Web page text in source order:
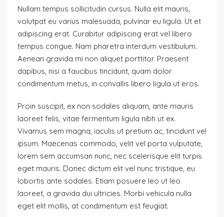
Nullam tempus sollicitudin cursus. Nulla elit mauris,
volutpat eu varius malesuada, pulvinar eu ligula. Ut et
adipiscing erat. Curabitur adipiscing erat vel libero
tempus congue. Nam pharetra interdum vestibulum.
Aenean gravida mi non aliquet porttitor. Praesent
dapibus, nisi a faucibus tincidunt, quam dolor
condimentum metus, in convallis libero ligula ut eros.
Proin suscipit, ex non sodales aliquam, ante mauris
laoreet felis, vitae fermentum ligula nibh ut ex.
Vivamus sem magna, iaculis ut pretium ac, tincidunt vel
ipsum. Maecenas commodo, velit vel porta vulputate,
lorem sem accumsan nunc, nec scelerisque elit turpis
eget mauris. Donec dictum elit vel nunc tristique, eu
lobortis ante sodales. Etiam posuere leo ut leo
laoreet, a gravida dui ultricies. Morbi vehicula nulla
eget elit mollis, at condimentum est feugiat.